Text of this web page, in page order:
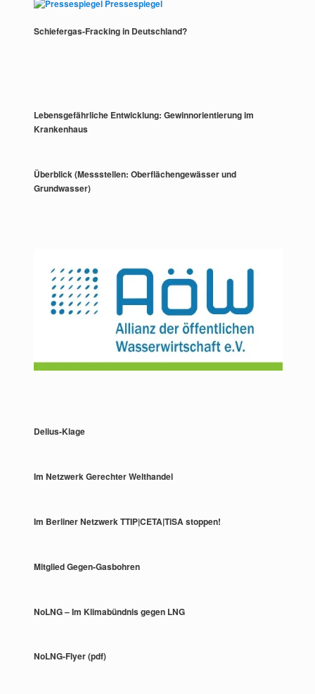
Pressespiegel
Schiefergas-Fracking in Deutschland?
Lebensgefährliche Entwicklung: Gewinnorientierung im
Krankenhaus
Überblick (Messstellen: Oberflächengewässer und
Grundwasser)
Delius-Klage
Im Netzwerk Gerechter Welthandel
Im Berliner Netzwerk TTIP|CETA|TiSA stoppen!
Mitglied Gegen-Gasbohren
NoLNG – Im Klimabündnis gegen LNG
NoLNG-Flyer (pdf)